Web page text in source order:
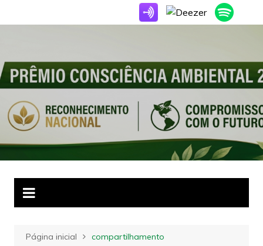
para
Página inicial compartilhamento